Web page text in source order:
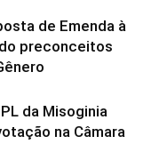
de Emenda à
preconceitos
da Misoginia
na Câmara